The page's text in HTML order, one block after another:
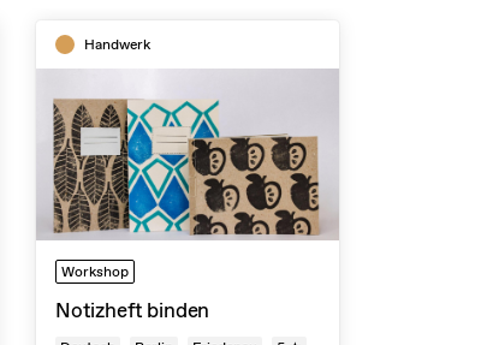
Handwerk
Workshop
Notizheft binden